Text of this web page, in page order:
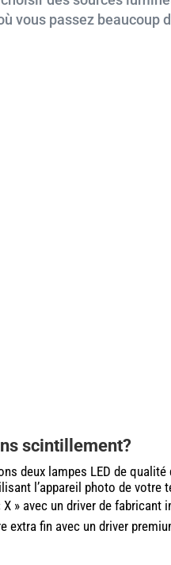
vous passez beaucoup
scintillement?
deux lampes LED de
l’appareil photo de
» avec un driver de fabricant
extra fin avec un driver